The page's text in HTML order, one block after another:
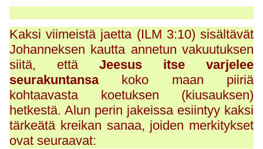
Kaksi viimeistä jaetta (ILM 3:10) sisältävät
Johanneksen kautta annetun vakuutuksen
siitä, että Jeesus itse varjelee
seurakuntansakoko maan piiriä
kohtaavasta koetuksen (kiusauksen)
hetkestä. Alun perin jakeissa esiintyy kaksi
tärkeätä kreikan sanaa, joiden merkitykset
ovat seuraavat: